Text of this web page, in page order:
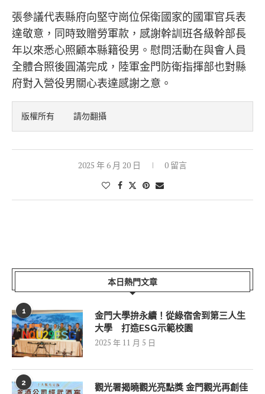
張參議代表縣府向堅守崗位保衛國家的國軍官兵表
達敬意，同時致贈勞軍款，感謝幹訓班各級幹部長
年以來悉心照顧本縣籍役男。慰問活動在與會人員
全體合照後圓滿完成，陸軍金門防衛指揮部也對縣
府對入營役男關心表達感謝之意。
版權所有    請勿翻攝
2025 年 6 月 20 日 0 留言
本日熱門文章
1
金門大學拚永續！從綠宿舍到第三人生
大學 打造ESG示範校園
2025 年 11 月 5 日
2
觀光署揭曉觀光亮點獎 金門觀光再創佳